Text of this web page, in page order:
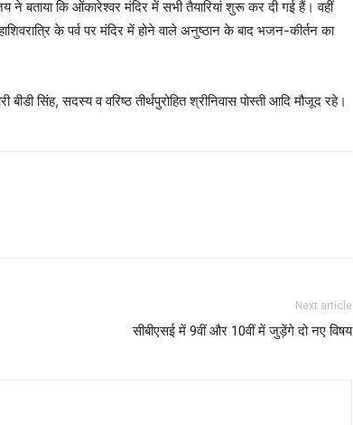
बताया कि ओंकारेश्वर मंदिर में सभी तैयारियां शुरू कर दी गई हैं। वहीं
के पर्व पर मंदिर में होने वाले अनुष्ठान के बाद भजन-कीर्तन का
बीडी सिंह, सदस्य व वरिष्ठ तीर्थपुरोहित श्रीनिवास पोस्ती आदि मौजूद रहे।
Next article
सीबीएसई में 9वीं और 10वीं में जुड़ेंगे दो नए विषय